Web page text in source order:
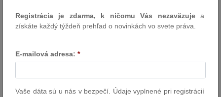
miestnostiach otvorených od 7.00 do 22.00 h. Referendum sa
koná na základe petície mimoparlamentnej strany Demokrati s
nepripustil. Na platnosť je potrebná účasť nadpolovičnej väčšiny
historického hľadiska hranica, ktorú na Slovensku doteraz
Registrácia je zdarma, k ničomu Vás nezaväzujea
získáte každý týždeň prehľad o novinkách vo svete práva.
E-mailová adresa: *
Vaše dáta sú u nás v bezpečí. Údaje vyplnené pri registrácií